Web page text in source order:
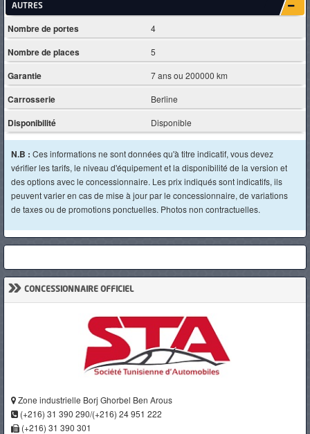
AUTRES
Nombre de portes 4
Nombre de places 5
Garantie 7 ans ou 200000 km
Carrosserie Berline
Disponibilité Disponible
N.B : Ces informations ne sont données qu'à titre indicatif, vous devez
vérifier les tarifs, le niveau d'équipement et la disponibilité de la version et
des options avec le concessionnaire. Les prix indiqués sont indicatifs, ils
peuvent varier en cas de mise à jour par le concessionnaire, de variations
de taxes ou de promotions ponctuelles. Photos non contractuelles.
» CONCESSIONNAIRE OFFICIEL
Zone industrielle Borj Ghorbel Ben Arous
(+216) 31 390 290/(+216) 24 951 222
(+216) 31 390 301